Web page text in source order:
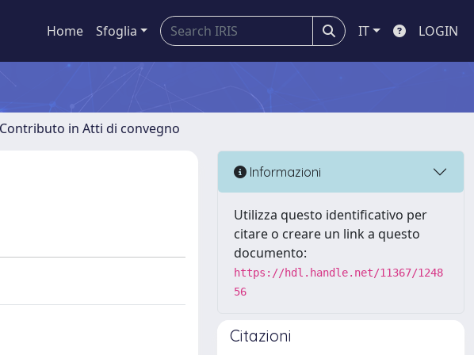
Home Sfoglia IT LOGIN
in Atti di convegno
Informazioni
Utilizza questo identificativo per
citare o creare un link a questo
documento:
https://hdl.handle.net/11367/1248
56
Citazioni